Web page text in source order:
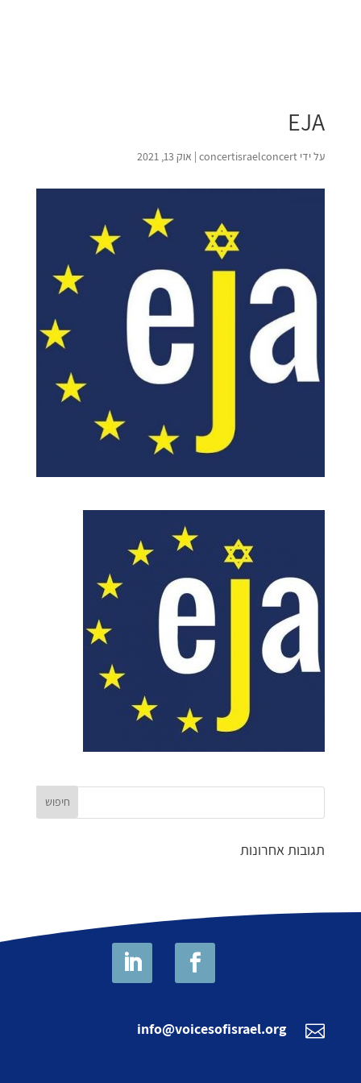
EJA
על ידי concertisraelconcert
| אוק 13, 2021
תגובות אחרונות

info@voicesofisrael.org